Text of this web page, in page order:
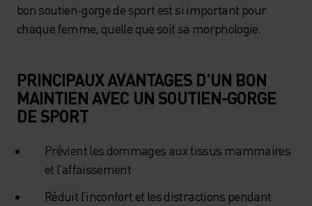
bon soutien-gorge de sport est si important pour
chaque femme, quelle que soit sa morphologie.
PRINCIPAUX AVANTAGES D'UN BON
MAINTIEN AVEC UN SOUTIEN-GORGE
DE SPORT
Prévient les dommages aux tissus mammaires
et l’affaissement
Réduit l’inconfort et les distractions pendant